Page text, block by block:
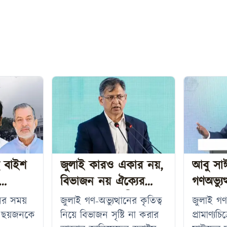
বাইশ
সময়
ছয়জনকে
জুলাই কারও একার নয়,
বিভাজন নয় ঐক্যের
আহ্বান স্বরাষ্ট্রমন্ত্রীর
জুলাই গণ-অভ্যুত্থানের কৃতিত্ব
নিয়ে বিভাজন সৃষ্টি না করার
আবু
জুলাই